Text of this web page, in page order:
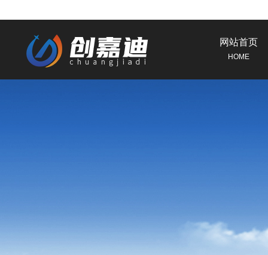
网站首页
HOME